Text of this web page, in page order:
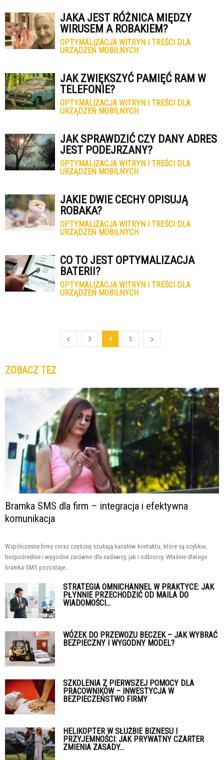
JAKA JEST RÓŻNICA MIĘDZY
WIRUSEM A ROBAKIEM?
OPTYMALIZACJA WITRYN I TREŚCI DLA
URZĄDZEŃ MOBILNYCH
JAK ZWIĘKSZYĆ PAMIĘĆ RAM W
TELEFONIE?
OPTYMALIZACJA WITRYN I TREŚCI DLA
URZĄDZEŃ MOBILNYCH
JAK SPRAWDZIĆ CZY DANY ADRES
JEST PODEJRZANY?
OPTYMALIZACJA WITRYN I TREŚCI DLA
URZĄDZEŃ MOBILNYCH
JAKIE DWIE CECHY OPISUJĄ
ROBAKA?
OPTYMALIZACJA WITRYN I TREŚCI DLA
URZĄDZEŃ MOBILNYCH
CO TO JEST OPTYMALIZACJA
BATERII?
OPTYMALIZACJA WITRYN I TREŚCI DLA
URZĄDZEŃ MOBILNYCH
3 4 5
ZOBACZ TEŻ
Bramka SMS dla firm – integracja i efektywna
komunikacja
Współczesne firmy coraz częściej szukają kanałów kontaktu, które są szybkie,
bezpośrednie i wygodne zarówno dla nadawcy, jak i odbiorcy. Właśnie dlatego
bramka SMS pozostaje...
STRATEGIA OMNICHANNEL W PRAKTYCE: JAK
PŁYNNIE PRZECHODZIĆ OD MAILA DO
WIADOMOŚCI...
WÓZEK DO PRZEWOZU BECZEK – JAK WYBRAĆ
BEZPIECZNY I WYGODNY MODEL?
SZKOLENIA Z PIERWSZEJ POMOCY DLA
PRACOWNIKÓW – INWESTYCJA W
BEZPIECZEŃSTWO FIRMY
HELIKOPTER W SŁUŻBIE BIZNESU I
PRZYJEMNOŚCI: JAK PRYWATNY CZARTER
ZMIENIA ZASADY...